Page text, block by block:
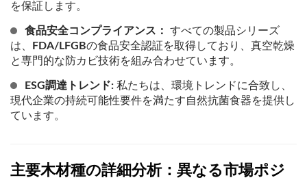
を保証します。
食品安全コンプライアンス：
すべての製品シリーズ
は、
FDA/LFGBの食品安全認証を取得しており、真空乾燥
と専門的な防カビ技術を組み合わせています。
ESG調達トレンド: 私たちは、環境トレンドに合致し、
現代企業の持続可能性要件を満たす自然抗菌食器を提供し
ています。
主要木材種の詳細分析：異なる市場ポジ